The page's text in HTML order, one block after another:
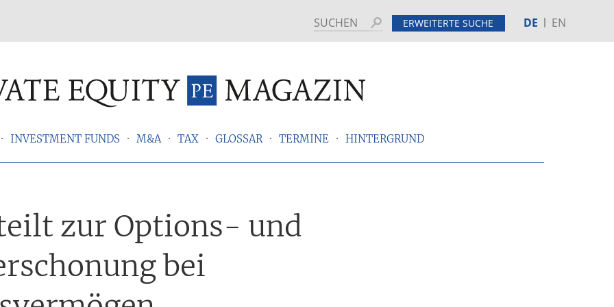
Suchen ERWEITERTE SUCHE DE EN
INVESTMENT FUNDS M&A TAX GLOSSAR TERMINE HINTERGRUND
zur Options- und
bei